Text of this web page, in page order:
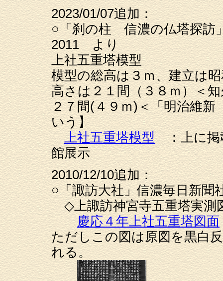
2023/01/07追加：
○「刹の柱 信濃の仏塔探訪
2011 より
上社五重塔模型
模型の総高は３ｍ、建立は
高さは２１間（３８ｍ）＜
２７間(４９ｍ)＜「明治維
いう】
上社五重塔模型：上に掲
館展示
2010/12/10追加：
○「諏訪大社」信濃毎日新
◇上諏訪神宮寺五重塔実測
慶応４年上社五重塔図面
ただしこの図は原図を黒白
れる。